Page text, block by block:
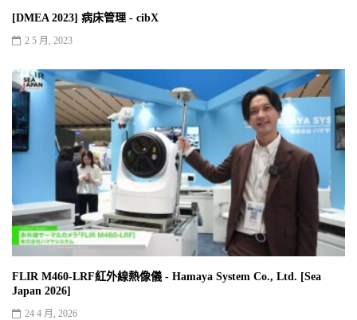
[DMEA 2023] 病床管理 - cibX
2 5 月, 2023
FLIR M460-LRF紅外線熱像儀 - Hamaya System Co., Ltd. [Sea
Japan 2026]
24 4 月, 2026